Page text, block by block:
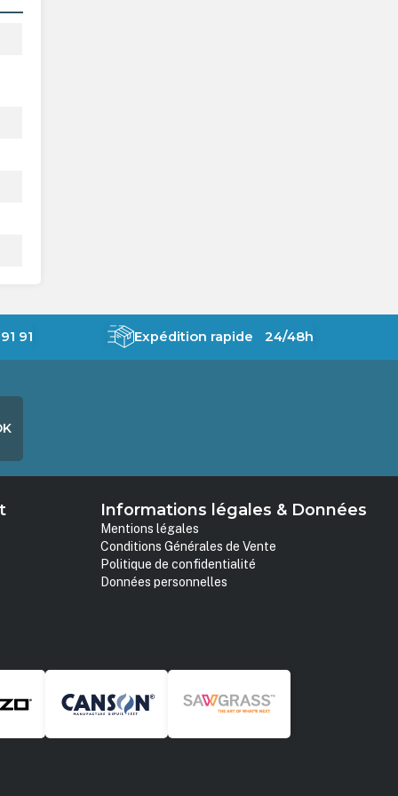
91 Expédition rapide 24/48h
Informations légales & Données
Mentions légales
Conditions Générales de Vente
Politique de confidentialité
Données personnelles